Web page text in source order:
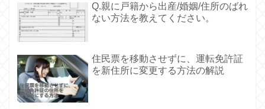
Q.親に戸籍から出産/婚姻/住所のばれ
ない方法を教えてください。
住民票を移動させずに、運転免許証
を新住所に変更する方法の解説